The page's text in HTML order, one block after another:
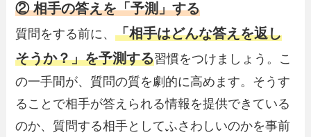
② 相手の答えを「予測」する
質問をする前に、「相手はどんな答えを返し
そうか？」を予測する習慣をつけましょう。こ
の一手間が、質問の質を劇的に高めます。そうす
ることで相手が答えられる情報を提供できている
のか、質問する相手としてふさわしいのかを事前